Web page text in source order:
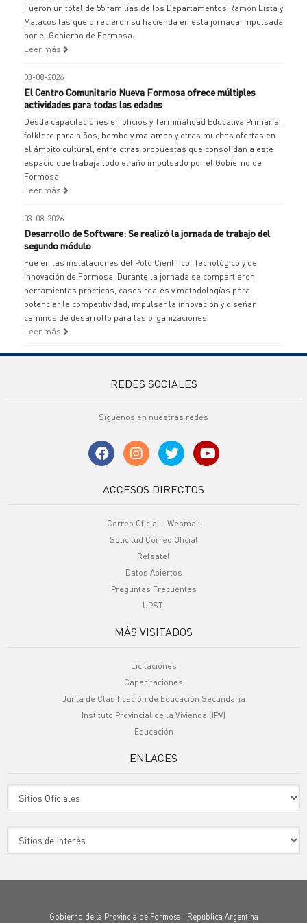
Fueron un total de 55 familias de los Departamentos Ramón Lista y
Matacos las que ofrecieron su hacienda en esta jornada impulsada
por el Gobierno de Formosa.
Leer más
03-08-2026
El Centro Comunitario Nueva Formosa ofrece múltiples
actividades para todas las edades
Desde capacitaciones en oficios y Terminalidad Educativa Primaria,
folklore para niños, bombo y malambo y otras muchas ofertas en
el ámbito cultural, entre otras propuestas que consolidan a este
espacio que trabaja todo el año impulsado por el Gobierno de
Formosa.
Leer más
03-08-2026
Desarrollo de Software: Se realizó la jornada de trabajo del
segundo módulo
Fue en las instalaciones del Polo Científico, Tecnológico y de
Innovación de Formosa. Durante la jornada se compartieron
herramientas prácticas, casos reales y metodologías para
potenciar la competitividad, impulsar la innovación y diseñar
caminos de desarrollo para las organizaciones.
Leer más
REDES SOCIALES
Síguenos en nuestras redes
ACCESOS DIRECTOS
Correo Oficial - Webmail
Solicitud Correo Oficial
Refsatel
Datos Abiertos
Preguntas Frecuentes
UPSTI
MÁS VISITADOS
Licitaciones
Capacitaciones
Junta de Clasificación de Educación Secundaria
Instituto Provincial de la Vivienda (IPV)
Educación
ENLACES
Gobierno de la Provincia de Formosa · República Argentina